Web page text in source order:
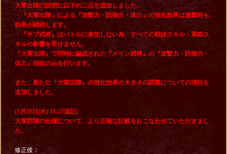
大軍出陣の説明に以下の二点を追加しました。
・『大軍出陣』による『攻撃力・防御力・体力』の強化効果は連撃時も
効果が継続します。
・『サブ武将』はバトルに参加しない為、すべての戦技スキル・軍略ス
キルの影響を受けません。
『大軍出陣』で同時に編成された『メイン武将』の『攻撃力・防御力・
体力』強化のみを行います。
また、新たに『大軍出陣』の強化効果の大きさの調整についての項目を
追加しました。
(5月28日(水) 18:27追記)
大軍防陣の仕様について、より正確な記載をおこなわせていただきまし
た。
修正後：